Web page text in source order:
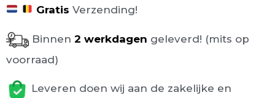
Gratis Verzending!
Binnen 2 werkdagen geleverd! (mits op
voorraad)
Leveren doen wij aan de zakelijke en